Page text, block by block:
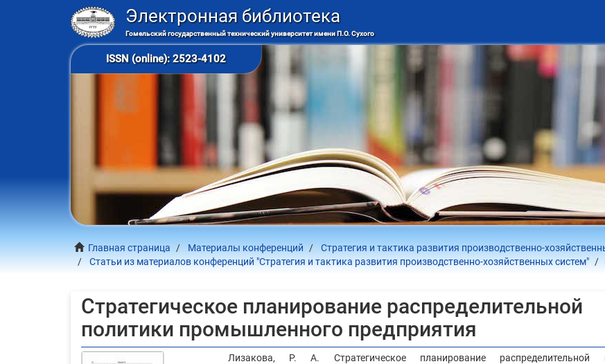
Электронная библиотека
Гомельский государственный технический университет имени П.О. Сухого
ISSN (online): 2523-4102
Главная страница Материалы конференций
Стратегия и тактика развития производственно-
Статьи из материалов конференций "Стратегия и тактика развития производственно-хозяйственных систем"
Стратегическое планирование распределительной
политики промышленного предприятия
Лизакова, Р. А. Стратегическое планирование распределительной